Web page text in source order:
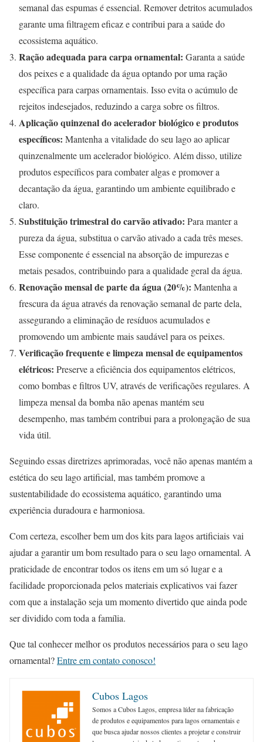
semanal das espumas é essencial. Remover detritos acumulados
garante uma filtragem eficaz e contribui para a saúde do
ecossistema aquático.
Ração adequada para carpa ornamental: Garanta a saúde
dos peixes e a qualidade da água optando por uma ração
específica para carpas ornamentais. Isso evita o acúmulo de
rejeitos indesejados, reduzindo a carga sobre os filtros.
Aplicação quinzenal do acelerador biológico e produtos
específicos: Mantenha a vitalidade do seu lago ao aplicar
quinzenalmente um acelerador biológico. Além disso, utilize
produtos específicos para combater algas e promover a
decantação da água, garantindo um ambiente equilibrado e
claro.
Substituição trimestral do carvão ativado: Para manter a
pureza da água, substitua o carvão ativado a cada três meses.
Esse componente é essencial na absorção de impurezas e
metais pesados, contribuindo para a qualidade geral da água.
Renovação mensal de parte da água (20%): Mantenha a
frescura da água através da renovação semanal de parte dela,
assegurando a eliminação de resíduos acumulados e
promovendo um ambiente mais saudável para os peixes.
Verificação frequente e limpeza mensal de equipamentos
elétricos: Preserve a eficiência dos equipamentos elétricos,
como bombas e filtros UV, através de verificações regulares. A
limpeza mensal da bomba não apenas mantém seu
desempenho, mas também contribui para a prolongação de sua
vida útil.
Seguindo essas diretrizes aprimoradas, você não apenas mantém a
estética do seu lago artificial, mas também promove a
sustentabilidade do ecossistema aquático, garantindo uma
experiência duradoura e harmoniosa.
Com certeza, escolher bem um dos kits para lagos artificiais vai
ajudar a garantir um bom resultado para o seu lago ornamental. A
praticidade de encontrar todos os itens em um só lugar e a
facilidade proporcionada pelos materiais explicativos vai fazer
com que a instalação seja um momento divertido que ainda pode
ser dividido com toda a família.
Que tal conhecer melhor os produtos necessários para o seu lago
ornamental?Entre em contato conosco!
Cubos Lagos
Somos a Cubos Lagos, empresa líder na fabricação
de produtos e equipamentos para lagos ornamentais e
que busca ajudar nossos clientes a projetar e construir